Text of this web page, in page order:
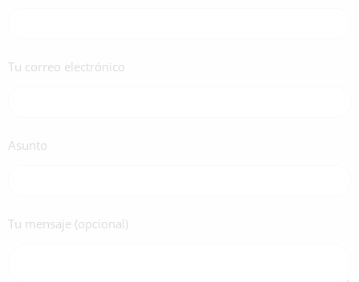
Tu correo electrónico
Asunto
Tu mensaje (opcional)